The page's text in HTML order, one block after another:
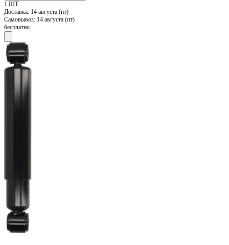
1 ШТ
Доставка: 14 августа (пт)
Самовывоз: 14 августа (пт)
бесплатно